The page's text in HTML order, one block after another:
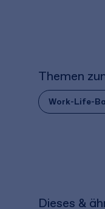
Themen
Work-Life-
Dieses &